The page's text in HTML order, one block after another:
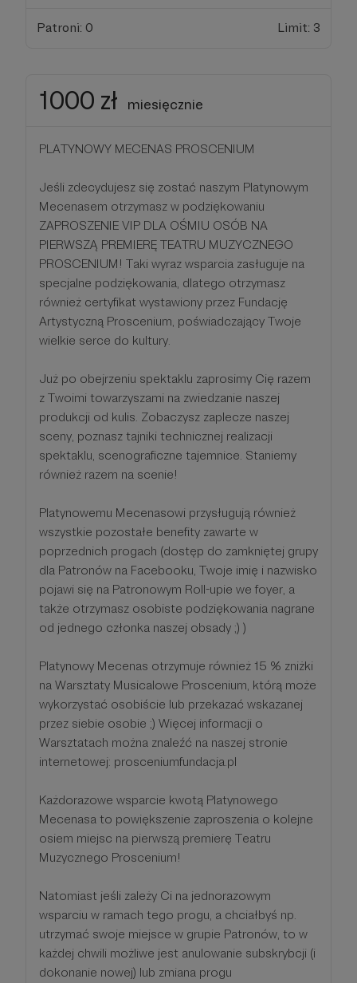
Patroni: 0 Limit: 3
1000 zł miesięcznie
PLATYNOWY MECENAS PROSCENIUM
Jeśli zdecydujesz się zostać naszym Platynowym
Mecenasem otrzymasz w podziękowaniu
ZAPROSZENIE VIP DLA OŚMIU OSÓB NA
PIERWSZĄ PREMIERĘ TEATRU MUZYCZNEGO
PROSCENIUM! Taki wyraz wsparcia zasługuje na
specjalne podziękowania, dlatego otrzymasz
również certyfikat wystawiony przez Fundację
Artystyczną Proscenium, poświadczający Twoje
wielkie serce do kultury.
Już po obejrzeniu spektaklu zaprosimy Cię razem
z Twoimi towarzyszami na zwiedzanie naszej
produkcji od kulis. Zobaczysz zaplecze naszej
sceny, poznasz tajniki technicznej realizacji
spektaklu, scenograficzne tajemnice. Staniemy
również razem na scenie!
Platynowemu Mecenasowi przysługują również
wszystkie pozostałe benefity zawarte w
poprzednich progach (dostęp do zamkniętej grupy
dla Patronów na Facebooku, Twoje imię i nazwisko
pojawi się na Patronowym Roll-upie we foyer, a
także otrzymasz osobiste podziękowania nagrane
od jednego członka naszej obsady ;) )
Platynowy Mecenas otrzymuje również 15 % zniżki
na Warsztaty Musicalowe Proscenium, którą może
wykorzystać osobiście lub przekazać wskazanej
przez siebie osobie ;) Więcej informacji o
Warsztatach można znaleźć na naszej stronie
internetowej: prosceniumfundacja.pl
Każdorazowe wsparcie kwotą Platynowego
Mecenasa to powiększenie zaproszenia o kolejne
osiem miejsc na pierwszą premierę Teatru
Muzycznego Proscenium!
Natomiast jeśli zależy Ci na jednorazowym
wsparciu w ramach tego progu, a chciałbyś np.
utrzymać swoje miejsce w grupie Patronów, to w
każdej chwili możliwe jest anulowanie subskrybcji (i
dokonanie nowej) lub zmiana progu